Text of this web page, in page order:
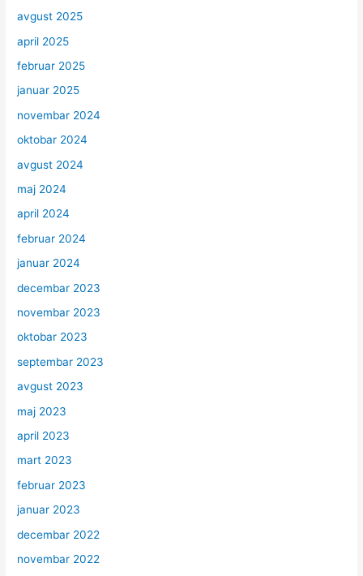
avgust 2025
april 2025
februar 2025
januar 2025
novembar 2024
oktobar 2024
avgust 2024
maj 2024
april 2024
februar 2024
januar 2024
decembar 2023
novembar 2023
oktobar 2023
septembar 2023
avgust 2023
maj 2023
april 2023
mart 2023
februar 2023
januar 2023
decembar 2022
novembar 2022